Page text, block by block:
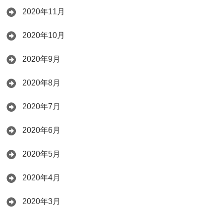
2020年11月
2020年10月
2020年9月
2020年8月
2020年7月
2020年6月
2020年5月
2020年4月
2020年3月